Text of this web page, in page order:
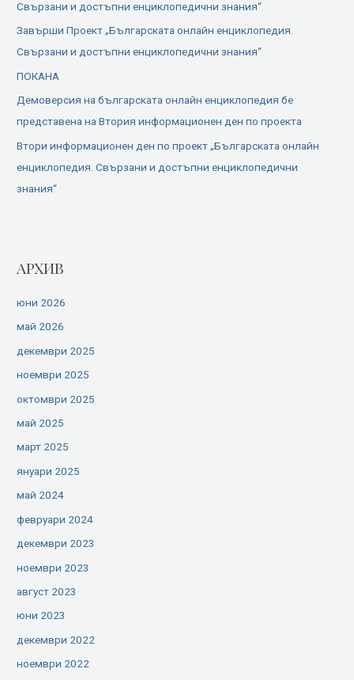
Свързани и достъпни енциклопедични знания“
Завърши Проект „Българската онлайн енциклопедия.
Свързани и достъпни енциклопедични знания“
ПОКАНА
Демоверсия на българската онлайн енциклопедия бе
представена на Втория информационен ден по проекта
Втори информационен ден по проект „Българската онлайн
енциклопедия. Свързани и достъпни енциклопедични
знания“
АРХИВ
юни 2026
май 2026
декември 2025
ноември 2025
октомври 2025
май 2025
март 2025
януари 2025
май 2024
февруари 2024
декември 2023
ноември 2023
август 2023
юни 2023
декември 2022
ноември 2022